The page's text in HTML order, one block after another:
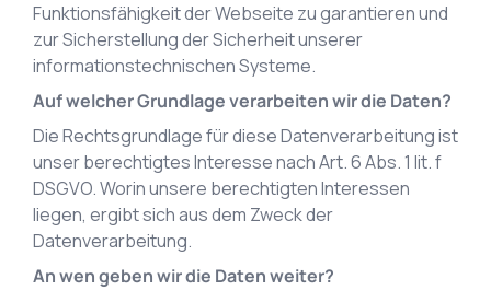
Funktionsfähigkeit der Webseite zu garantieren und
zur Sicherstellung der Sicherheit unserer
informationstechnischen Systeme.
Auf welcher Grundlage verarbeiten wir die Daten?
Die Rechtsgrundlage für diese Datenverarbeitung ist
unser berechtigtes Interesse nach Art. 6 Abs. 1 lit. f
DSGVO. Worin unsere berechtigten Interessen
liegen, ergibt sich aus dem Zweck der
Datenverarbeitung.
An wen geben wir die Daten weiter?